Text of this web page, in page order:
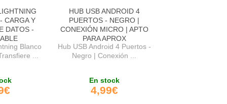
CARGA Y
DATOS -
Blanco
...
HUB USB ANDROID 4
PUERTOS - NEGRO |
CONEXIÓN MICRO | APTO
PARA APROX
Hub USB Android 4 Puertos -
Negro | Conexión ...
En stock
4,99€